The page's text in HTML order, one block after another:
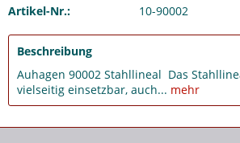
Artikel-Nr.:
10-90002
Beschreibung
Auhagen 90002 Stahllineal Das
vielseitig einsetzbar, auch... mehr